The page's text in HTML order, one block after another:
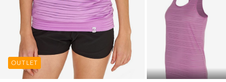
OUTLET
OUTLET